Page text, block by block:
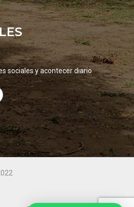
sociales y acontecer diario